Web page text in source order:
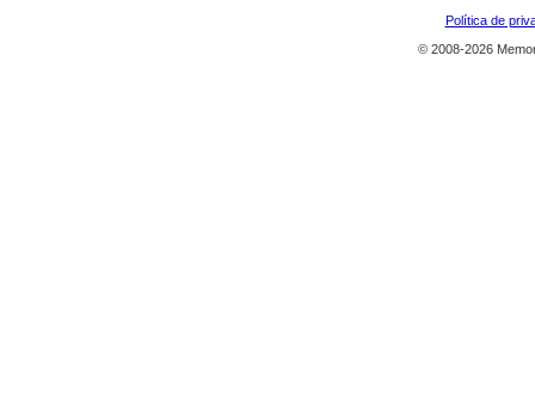
Política de
© 2008-2026